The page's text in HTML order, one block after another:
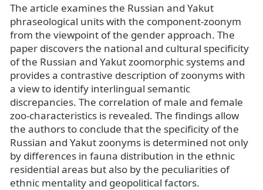
The article examines the Russian and Yakut
phraseological units with the component-zoonym
from the viewpoint of the gender approach. The
paper discovers the national and cultural specificity
of the Russian and Yakut zoomorphic systems and
provides a contrastive description of zoonyms with
a view to identify interlingual semantic
discrepancies. The correlation of male and female
zoo-characteristics is revealed. The findings allow
the authors to conclude that the specificity of the
Russian and Yakut zoonyms is determined not only
by differences in fauna distribution in the ethnic
residential areas but also by the peculiarities of
ethnic mentality and geopolitical factors.